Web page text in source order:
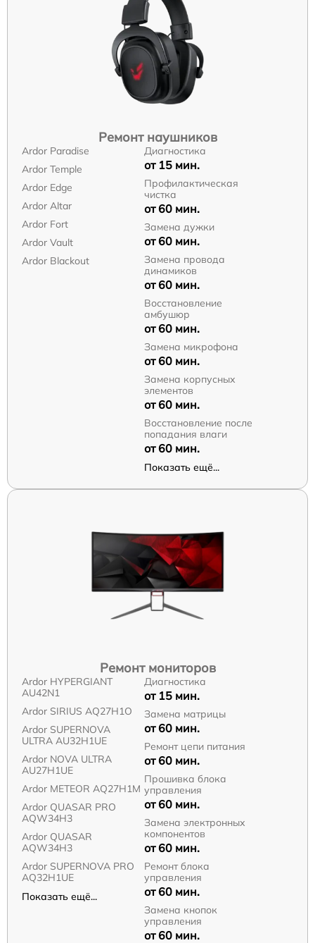
Ремонт наушников
Ardor Paradise
Ardor Temple
Ardor Edge
Ardor Аltar
Ardor Fort
Ardor Vault
Ardor Blackout
Диагностика
от 15 мин.
Профилактическая
чистка
от 60 мин.
Замена дужки
от 60 мин.
Замена провода
динамиков
от 60 мин.
Восстановление
амбушюр
от 60 мин.
Замена микрофона
от 60 мин.
Замена корпусных
элементов
от 60 мин.
Восстановление после
попадания влаги
от 60 мин.
Показать ещё...
Ремонт мониторов
Ardor HYPERGIANT
AU42N1
Ardor SIRIUS AQ27H1O
Ardor SUPERNOVA
ULTRA AU32H1UE
Ardor NOVA ULTRA
AU27H1UE
Ardor METEOR AQ27H1M
Ardor QUASAR PRO
AQW34H3
Ardor QUASAR
AQW34H3
Ardor SUPERNOVA PRO
AQ32H1UE
Показать ещё...
Диагностика
от 15 мин.
Замена матрицы
от 60 мин.
Ремонт цепи питания
от 60 мин.
Прошивка блока
управления
от 60 мин.
Замена электронных
компонентов
от 60 мин.
Ремонт блока
управления
от 60 мин.
Замена кнопок
управления
от 60 мин.